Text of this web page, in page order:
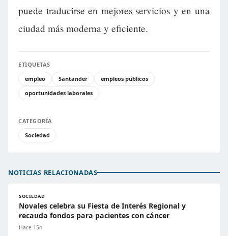
puede traducirse en mejores servicios y en una
ciudad más moderna y eficiente.
ETIQUETAS
empleo
Santander
empleos públicos
oportunidades laborales
CATEGORÍA
Sociedad
NOTICIAS RELACIONADAS
SOCIEDAD
Novales celebra su Fiesta de Interés Regional y
recauda fondos para pacientes con cáncer
Hace 15h